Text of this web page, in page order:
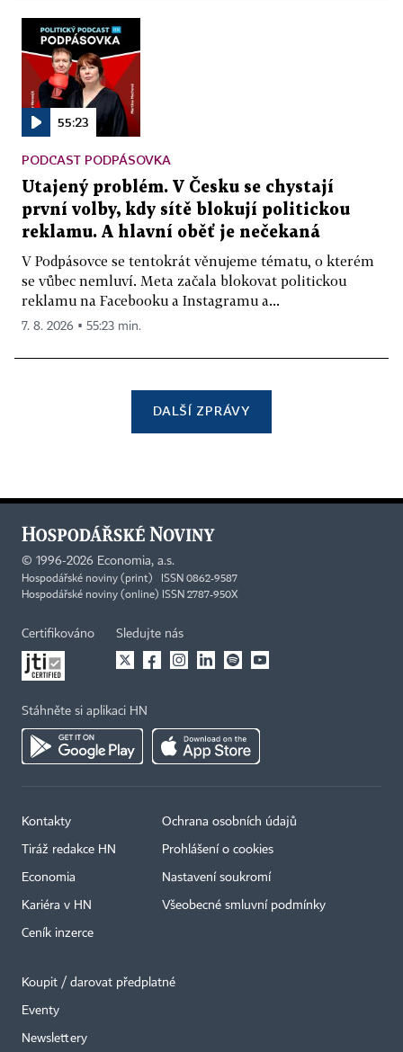
55:23
PODCAST PODPÁSOVKA
Utajený problém. V Česku se chystají
první volby, kdy sítě blokují politickou
reklamu. A hlavní oběť je nečekaná
V Podpásovce se tentokrát věnujeme tématu, o kterém
se vůbec nemluví. Meta začala blokovat politickou
reklamu na Facebooku a Instagramu a...
7. 8. 2026 ▪ 55:23 min.
DALŠÍ ZPRÁVY
© 1996-2026 Economia, a.s.
Hospodářské noviny (print) ISSN 0862-9587
Hospodářské noviny (online) ISSN 2787-950X
Certifikováno Sledujte nás
Stáhněte si aplikaci HN
Kontakty
Tiráž redakce HN
Economia
Kariéra v HN
Ceník inzerce
Ochrana osobních údajů
Prohlášení o cookies
Nastavení soukromí
Všeobecné smluvní podmínky
Koupit / darovat předplatné
Eventy
Newslettery